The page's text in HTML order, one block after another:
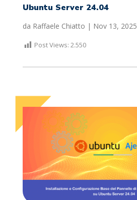
Ubuntu Server 24.04
da Raffaele Chiatto | Nov 13, 2025
Post Views: 2.550